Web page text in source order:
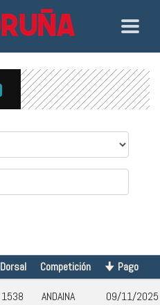
Dorsal Competición Pago
1538 ANDAINA
09/11/2025